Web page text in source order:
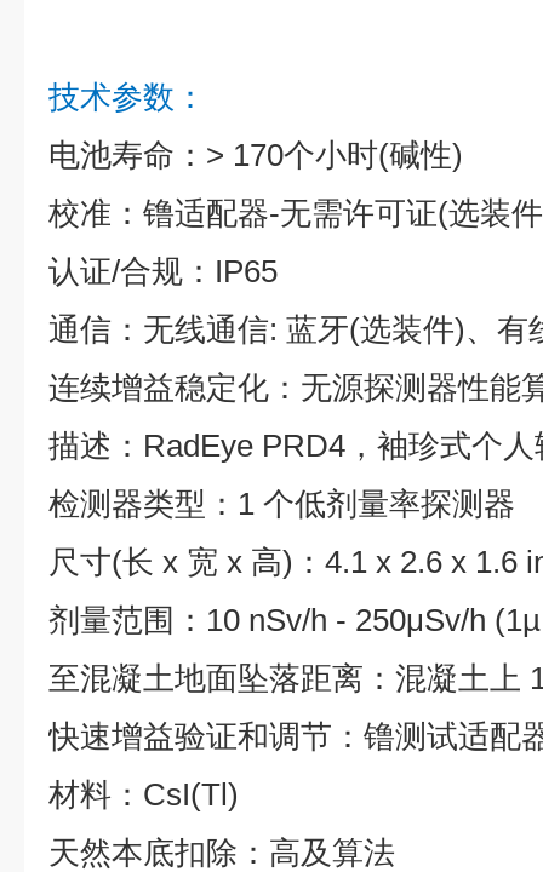
技术参数：
电池寿命：> 170个小时(碱性)
校准：镥适配器-无需许可证(选装
认证/合规：IP65
通信：无线通信: 蓝牙(选装件)、有
连续增益稳定化：无源探测器性能
描述：RadEye PRD4，袖珍式个
检测器类型：1 个低剂量率探测器
尺寸(长 x 宽 x 高)：4.1 x 2.6 x 1.6
剂量范围：10 nSv/h - 250μSv/h
至混凝土地面坠落距离：混凝土上
快速增益验证和调节：镥测试适配
材料：CsI(Tl)
天然本底扣除：高及算法